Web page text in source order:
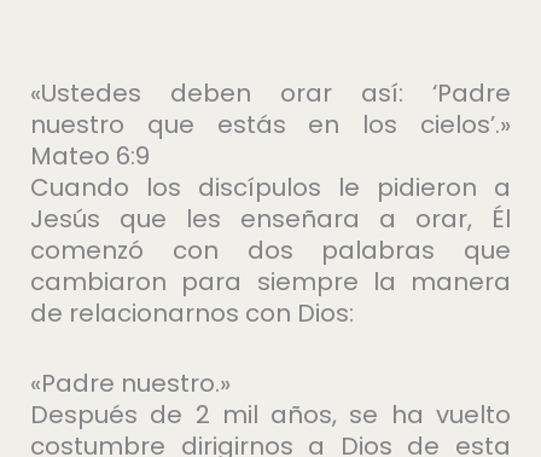
«Ustedes deben orar así: ‘Padre
nuestro que estás en los cielos’.»
Mateo 6:9
Cuando los discípulos le pidieron a
Jesús que les enseñara a orar, Él
comenzó con dos palabras que
cambiaron para siempre la manera
de relacionarnos con Dios:
«Padre nuestro.»
Después de 2 mil años, se ha vuelto
costumbre dirigirnos a Dios de esta